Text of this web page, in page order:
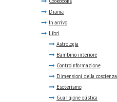
Drama
In arrivo
Libri
Astrologia
Bambino interiore
Controinformazione
Dimensioni della coscienza
Esoterismo
Guarigione olistica